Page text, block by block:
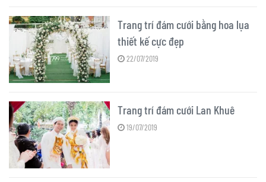
Trang trí đám cưới bằng hoa lụa
thiết kế cực đẹp
22/07/2019
Trang trí đám cưới Lan Khuê
19/07/2019